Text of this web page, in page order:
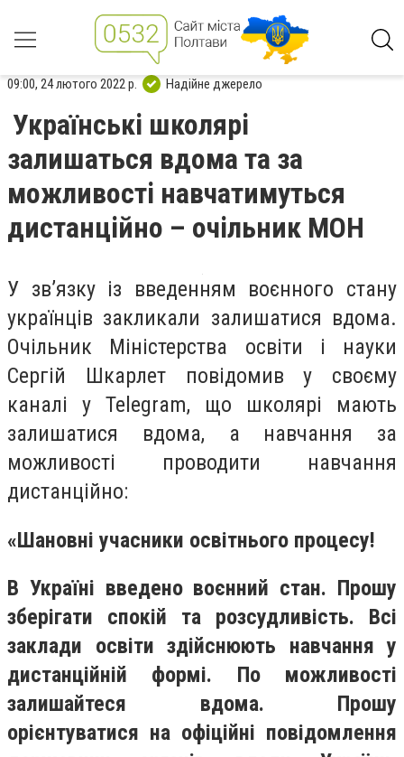
09:00, 24 лютого 2022 р. Надійне джерело
Українські школярі
залишаться вдома та за
можливості навчатимуться
дистанційно – очільник МОН
У зв’язку із введенням воєнного стану
українців закликали залишатися вдома.
Очільник Міністерства освіти і науки
Сергій Шкарлет повідомив у своєму
каналі у Теlegram, що школярі мають
залишатися вдома, а навчання за
можливості проводити навчання
дистанційно:
«Шановні учасники освітнього процесу!
В Україні введено воєнний стан. Прошу
зберігати спокій та розсудливість. Всі
заклади освіти здійснюють навчання у
дистанційній формі. По можливості
залишайтеся вдома. Прошу
орієнтуватися на офіційні повідомлення